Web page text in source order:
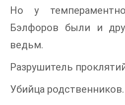
Но у
Бэлфоров были и
ведьм.
Разрушитель
Убийца родственников.